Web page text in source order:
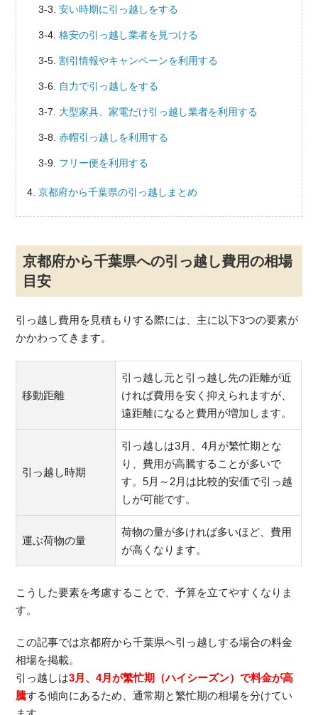
安い時期に引っ越しをする
格安の引っ越し業者を見つける
割引情報やキャンペーンを利用する
自力で引っ越しをする
大型家具、家電だけ引っ越し業者を利用する
赤帽引っ越しを利用する
フリー便を利用する
京都府から千葉県の引っ越しまとめ
京都府から千葉県への引っ越し費用の相場
目安
引っ越し費用を見積もりする際には、主に以下3つの要素が
かかわってきます。
移動距離
引っ越し元と引っ越し先の距離が近
ければ費用を安く抑えられますが、
遠距離になると費用が増加します。
引っ越し時期
引っ越しは3月、4月が繁忙期とな
り、費用が高騰することが多いで
す。5月～2月は比較的安価で引っ越
しが可能です。
運ぶ荷物の量
荷物の量が多ければ多いほど、費用
が高くなります。
こうした要素を考慮することで、予算を立てやすくなりま
す。
この記事では京都府から千葉県へ引っ越しする場合の料金
相場を掲載。
引っ越しは3月、4月が繁忙期（ハイシーズン）で料金が高
騰する傾向にあるため、通常期と繁忙期の相場を分けてい